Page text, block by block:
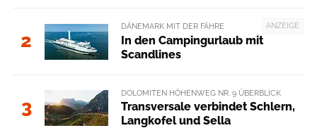
2
ANZEIGE
DÄNEMARK MIT DER FÄHRE
In den Campingurlaub mit
Scandlines
3
DOLOMITEN HÖHENWEG NR. 9 ÜBERBLICK
Transversale verbindet Schlern,
Langkofel und Sella